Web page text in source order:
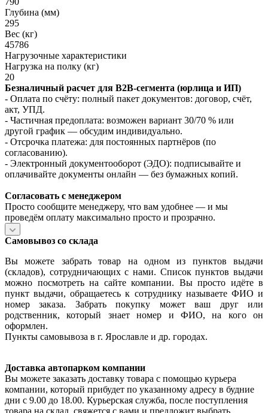
Глубина (мм)
295
Вес (кг)
45786
Нагрузочные характеристики
Нагрузка на полку (кг)
20
Безналичный расчет для B2B‑сегмента (юрлица и ИП)
- Оплата по счёту: полный пакет документов: договор, счёт,
акт, УПД.
- Частичная предоплата: возможен вариант 30/70 % или
другой график — обсудим индивидуально.
- Отсрочка платежа: для постоянных партнёров (по
согласованию).
- Электронный документооборот (ЭДО): подписывайте и
оплачивайте документы онлайн — без бумажных копий.
Согласовать с менеджером
Просто сообщите менеджеру, что вам удобнее — и мы
проведём оплату максимально просто и прозрачно.
Самовывоз со склада
Вы можете забрать товар на одном из пунктов выдачи
(складов), сотрудничающих с нами. Список пунктов выдачи
можно посмотреть на сайте компании. Вы просто идёте в
пункт выдачи, обращаетесь к сотруднику называете ФИО и
номер заказа. Забрать покупку может ваш друг или
родственник, который знает номер и ФИО, на кого он
оформлен.
Пункты самовывоза в г. Ярославле и др. городах.
Доставка автопарком компании
Вы можете заказать доставку товара с помощью курьера
компании, который прибудет по указанному адресу в будние
дни с 9.00 до 18.00. Курьерская служба, после поступления